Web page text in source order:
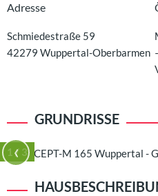
Adresse
Schmiedestraße 59
42279 Wuppertal-Oberbarmen
GRUNDRISSE
1 / 3
‹